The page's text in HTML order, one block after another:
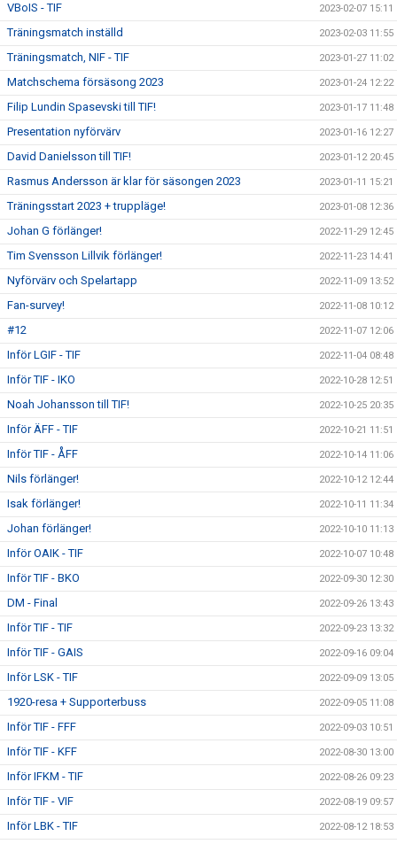
VBoIS - TIF 2023-02-07 15:11
Träningsmatch inställd 2023-02-03 11:55
Träningsmatch, NIF - TIF 2023-01-27 11:02
Matchschema försäsong 2023 2023-01-24 12:22
Filip Lundin Spasevski till TIF! 2023-01-17 11:48
Presentation nyförvärv 2023-01-16 12:27
David Danielsson till TIF! 2023-01-12 20:45
Rasmus Andersson är klar för säsongen 2023 2023-01-11 15:21
Träningsstart 2023 + truppläge! 2023-01-08 12:36
Johan G förlänger! 2022-11-29 12:45
Tim Svensson Lillvik förlänger! 2022-11-23 14:41
Nyförvärv och Spelartapp 2022-11-09 13:52
Fan-survey! 2022-11-08 10:12
#12 2022-11-07 12:06
Inför LGIF - TIF 2022-11-04 08:48
Inför TIF - IKO 2022-10-28 12:51
Noah Johansson till TIF! 2022-10-25 20:35
Inför ÄFF - TIF 2022-10-21 11:51
Inför TIF - ÅFF 2022-10-14 11:06
Nils förlänger! 2022-10-12 12:44
Isak förlänger! 2022-10-11 11:34
Johan förlänger! 2022-10-10 11:13
Inför OAIK - TIF 2022-10-07 10:48
Inför TIF - BKO 2022-09-30 12:30
DM - Final 2022-09-26 13:43
Inför TIF - TIF 2022-09-23 13:32
Inför TIF - GAIS 2022-09-16 09:04
Inför LSK - TIF 2022-09-09 13:05
1920-resa + Supporterbuss 2022-09-05 11:08
Inför TIF - FFF 2022-09-03 10:51
Inför TIF - KFF 2022-08-30 13:00
Inför IFKM - TIF 2022-08-26 09:23
Inför TIF - VIF 2022-08-19 09:57
Inför LBK - TIF 2022-08-12 18:53